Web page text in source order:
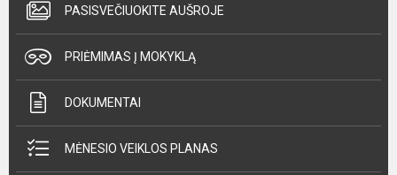
PASISVEČIUOKITE AUŠROJE
PRIĖMIMAS Į MOKYKLĄ
DOKUMENTAI
MĖNESIO VEIKLOS PLANAS